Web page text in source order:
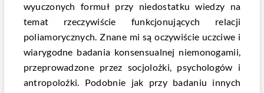
wyuczonych formuł przy niedostatku wiedzy na
temat rzeczywiście funkcjonujących relacji
poliamorycznych. Znane mi są oczywiście uczciwe i
wiarygodne badania konsensualnej niemonogamii,
przeprowadzone przez socjolożki, psychologów i
antropolożki. Podobnie jak przy badaniu innych